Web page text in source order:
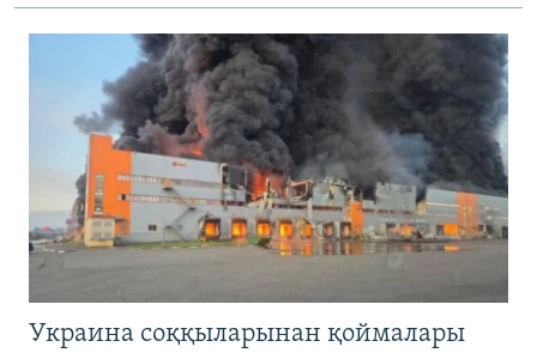
Украина соққыларынан қоймалары